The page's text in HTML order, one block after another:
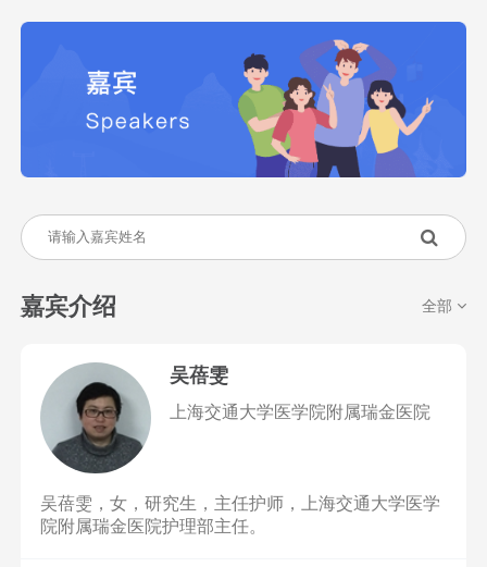
嘉宾介绍 全部
吴蓓雯
上海交通大学医学院附属瑞金医院
吴蓓雯，女，研究生，主任护师，上海交通大学医学
院附属瑞金医院护理部主任。